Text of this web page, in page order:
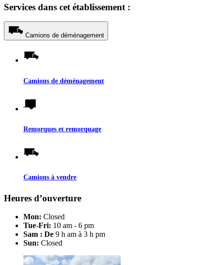
Services dans cet établissement :
Camions de déménagement
Camions de déménagement
Remorques et remorquage
Camions à vendre
Heures d’ouverture
Mon: Closed
Tue-Fri: 10 am - 6 pm
Sam : De 9 h am à 3 h pm
Sun: Closed